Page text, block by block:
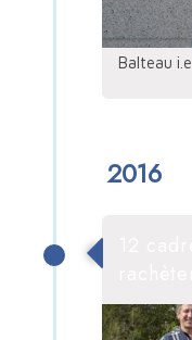
Balteau
2016